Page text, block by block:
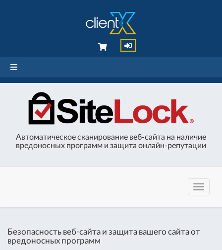
Автоматическое сканирование веб-сайта на наличие
вредоносных программ и защита онлайн-репутации
Безопасность веб-сайта и защита вашего сайта от
вредоносных программ